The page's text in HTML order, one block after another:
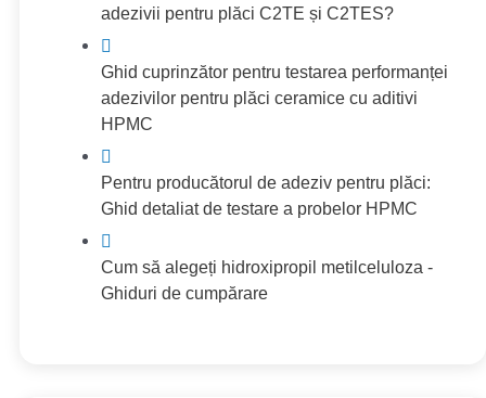
adezivii pentru plăci C2TE și C2TES?
Ghid cuprinzător pentru testarea performanței
adezivilor pentru plăci ceramice cu aditivi
HPMC
Pentru producătorul de adeziv pentru plăci:
Ghid detaliat de testare a probelor HPMC
Cum să alegeți hidroxipropil metilceluloza -
Ghiduri de cumpărare